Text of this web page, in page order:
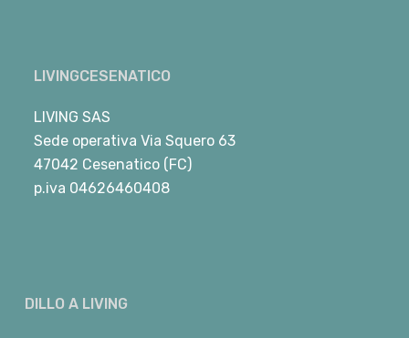
LIVINGCESENATICO
LIVING SAS
Sede operativa Via Squero 63
47042 Cesenatico (FC)
p.iva 04626460408
DILLO A LIVING